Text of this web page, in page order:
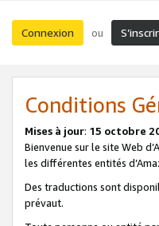
Connexion ou
Conditions
Mises à jour: 15 octobre
Bienvenue sur le site Web
les différentes entités
Des traductions sont
prévaut.